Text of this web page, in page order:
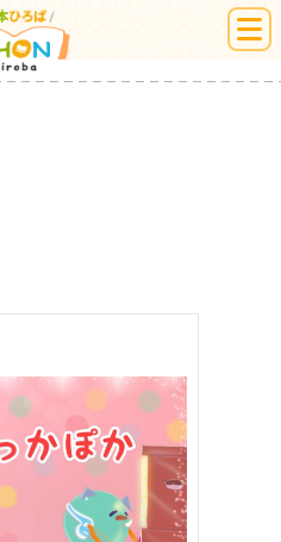
絵本ひろば